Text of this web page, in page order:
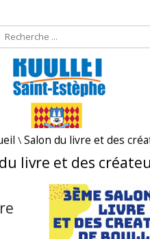
\ Salon du livre et des
livre et des